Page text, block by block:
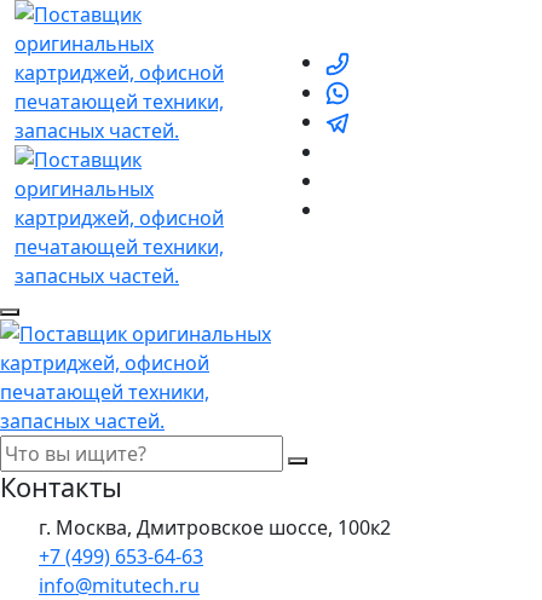
Контакты
г. Москва, Дмитровское шоссе, 100к2
+7 (499) 653-64-63
info@mitutech.ru